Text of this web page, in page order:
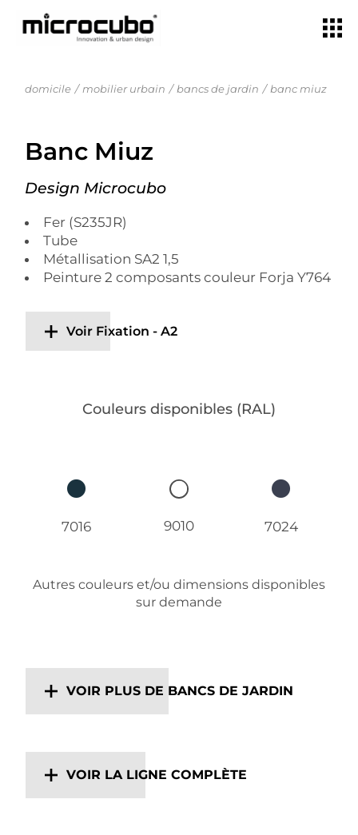
domicile mobilier urbain bancs de jardin banc miuz
Banc Miuz
Design Microcubo
Fer (S235JR)
Tube
Métallisation SA2 1,5
Peinture 2 composants couleur Forja Y764
Voir Fixation - A2
Couleurs disponibles (RAL)
7016 9010 7024
Autres couleurs et/ou dimensions disponibles
sur demande
VOIR PLUS DE BANCS DE JARDIN
VOIR LA LIGNE COMPLÈTE